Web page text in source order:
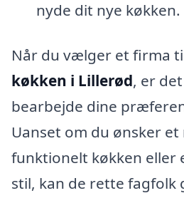
nyde dit nye køkken.
Når du vælger et firma
køkken i Lillerød, er
bearbejde dine
Uanset om du ønsker
funktionelt køkken eller
stil, kan de rette fagfolk